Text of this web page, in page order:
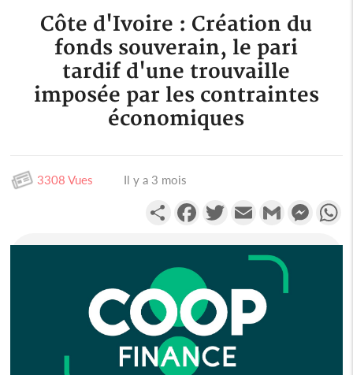
Côte d'Ivoire : Création du
fonds souverain, le pari
tardif d'une trouvaille
imposée par les contraintes
économiques
3308 Vues Il y a 3 mois
PartagerFacebookTwitterEmail Gmail